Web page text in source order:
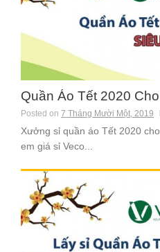
Quần Áo Tết 2020
Posted on 7 Tháng Mười Một, 2019
Xưởng sỉ quần áo Tết 2020
em giá sỉ Veco...